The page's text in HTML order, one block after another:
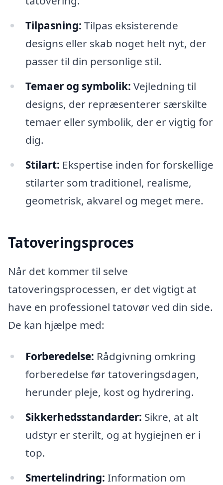
Tilpasning: Tilpas eksisterende
designs eller skab noget helt nyt, der
passer til din personlige stil.
Temaer og symbolik: Vejledning til
designs, der repræsenterer særskilte
temaer eller symbolik, der er vigtig for
dig.
Stilart: Ekspertise inden for forskellige
stilarter som traditionel, realisme,
geometrisk, akvarel og meget mere.
Tatoveringsproces
Når det kommer til selve
tatoveringsprocessen, er det vigtigt at
have en professionel tatovør ved din side.
De kan hjælpe med:
Forberedelse: Rådgivning omkring
forberedelse før tatoveringsdagen,
herunder pleje, kost og hydrering.
Sikkerhedsstandarder: Sikre, at alt
udstyr er sterilt, og at hygiejnen er i
top.
Smertelindring: Information om